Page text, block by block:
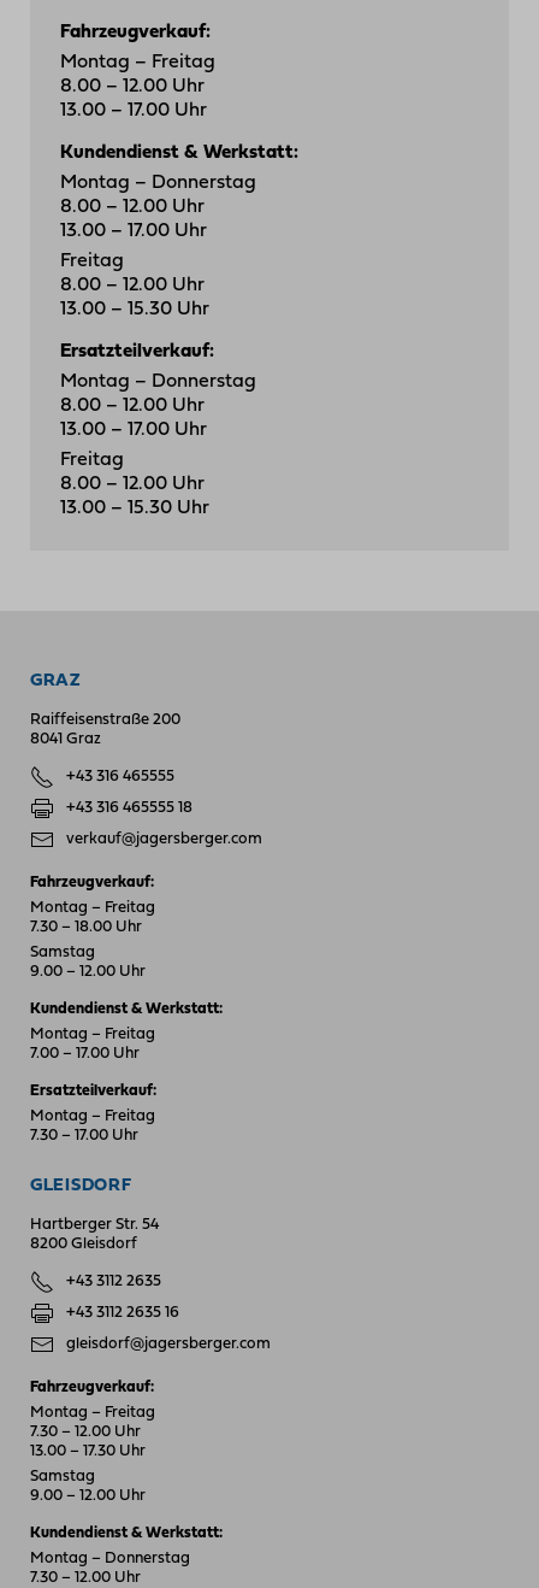
Fahrzeugverkauf:
Montag – Freitag
8.00 – 12.00 Uhr
13.00 – 17.00 Uhr
Kundendienst & Werkstatt:
Montag – Donnerstag
8.00 – 12.00 Uhr
13.00 – 17.00 Uhr
Freitag
8.00 – 12.00 Uhr
13.00 – 15.30 Uhr
Ersatzteilverkauf:
Montag – Donnerstag
8.00 – 12.00 Uhr
13.00 – 17.00 Uhr
Freitag
8.00 – 12.00 Uhr
13.00 – 15.30 Uhr
GRAZ
Raiffeisenstraße 200
8041 Graz
+43 316 465555
+43 316 465555 18
verkauf@jagersberger.com
Fahrzeugverkauf:
Montag – Freitag
7.30 – 18.00 Uhr
Samstag
9.00 – 12.00 Uhr
Kundendienst & Werkstatt:
Montag – Freitag
7.00 – 17.00 Uhr
Ersatzteilverkauf:
Montag – Freitag
7.30 – 17.00 Uhr
GLEISDORF
Hartberger Str. 54
8200 Gleisdorf
+43 3112 2635
+43 3112 2635 16
gleisdorf@jagersberger.com
Fahrzeugverkauf:
Montag – Freitag
7.30 – 12.00 Uhr
13.00 – 17.30 Uhr
Samstag
9.00 – 12.00 Uhr
Kundendienst & Werkstatt:
Montag – Donnerstag
7.30 – 12.00 Uhr